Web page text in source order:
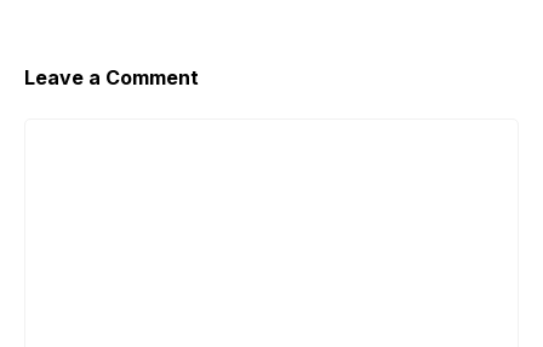
Leave a Comment